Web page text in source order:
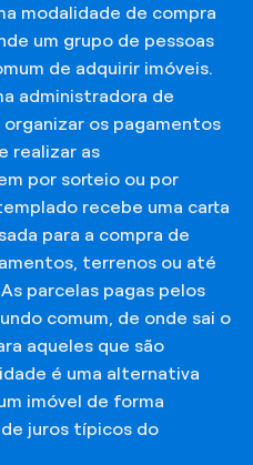
modalidade de compra
um grupo de pessoas
de adquirir imóveis.
administradora de
os pagamentos
realizar as
por sorteio ou por
recebe uma carta
para a compra de
terrenos ou até
parcelas pagas pelos
comum, de onde sai o
aqueles que são
é uma alternativa
imóvel de forma
juros típicos do